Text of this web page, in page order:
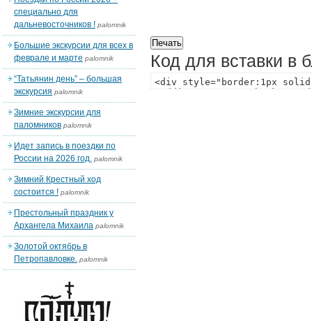
Код для вставки в
специально для
дальневосточников ! palomnik
Большие экскурсии для всех в
феврале и марте palomnik
“Татьянин день” – большая
экскурсия palomnik
Зимние экскурсии для
паломников palomnik
Идет запись в поездки по
России на 2026 год. palomnik
Зимний Крестный ход
состоится ! palomnik
Престольный праздник у
Архангела Михаила palomnik
Золотой октябрь в
Петропавловке. palomnik